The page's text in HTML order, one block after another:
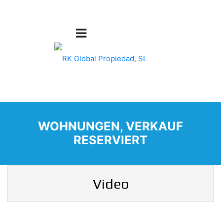
WOHNUNGEN, VERKAUF
RESERVIERT
Video